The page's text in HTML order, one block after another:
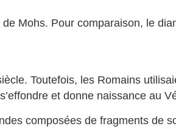
Mohs. Pour comparaison, le
Toutefois, les Romains
et donne naissance au
composées de fragments de